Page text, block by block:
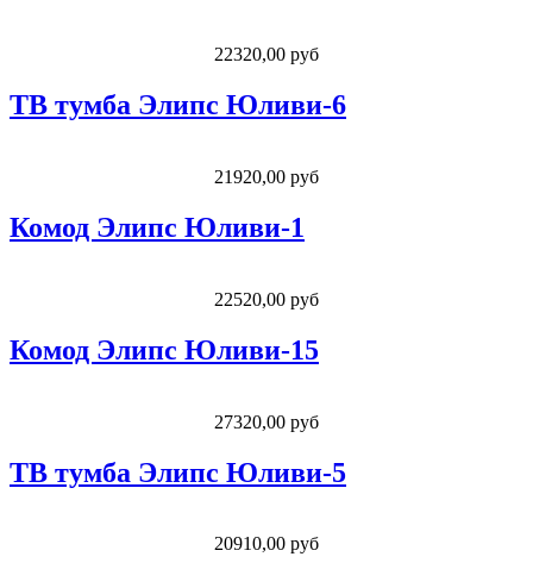
22320,00 руб
ТВ тумба Элипс Юливи-6
21920,00 руб
Комод Элипс Юливи-1
22520,00 руб
Комод Элипс Юливи-15
27320,00 руб
ТВ тумба Элипс Юливи-5
20910,00 руб